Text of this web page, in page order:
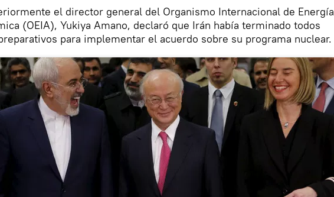
el director general del Organismo Internacional de Energía
(OEIA), Yukiya Amano, declaró que Irán había terminado todos
para implementar el acuerdo sobre su programa nuclear.